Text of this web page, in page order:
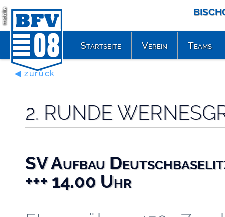
mobile
◀ zurück
2. RUNDE
SV Aufbau
+++ 14.00 Uhr
Startseite Verein Teams